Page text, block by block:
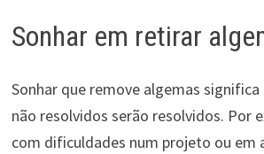
Sonhar em retirar
Sonhar que remove algemas
não resolvidos serão resolvidos. Por
com dificuldades num projeto ou em